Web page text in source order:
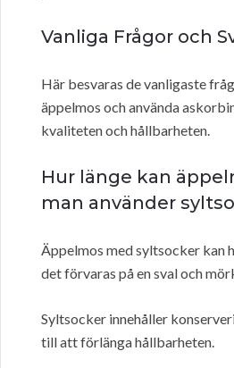
Vanliga Frågor och
Här besvaras de vanligaste
äppelmos och använda
kvaliteten och hållbarheten.
Hur länge kan
man använder
Äppelmos med syltsocker kan
det förvaras på en sval och
Syltsocker innehåller
till att förlänga hållbarheten.